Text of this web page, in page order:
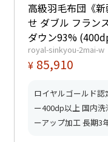
高級羽毛布団《
せ ダブル フラン
ダウン93%
1.2kg、薄掛
ヤルゴールド取得
royal-sinkyou-2mai-w
¥ 85,910
ロイヤルゴールド認
ー400dp以上 国内
ーアップ加工 長期3